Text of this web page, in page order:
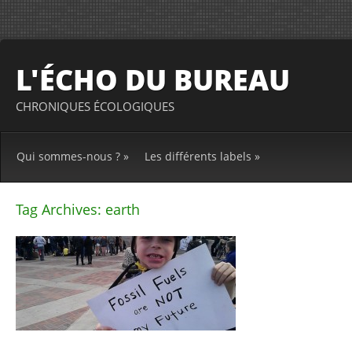
L'ÉCHO DU BUREAU
CHRONIQUES ÉCOLOGIQUES
Qui sommes-nous ? » Les différents labels »
Tag Archives: earth